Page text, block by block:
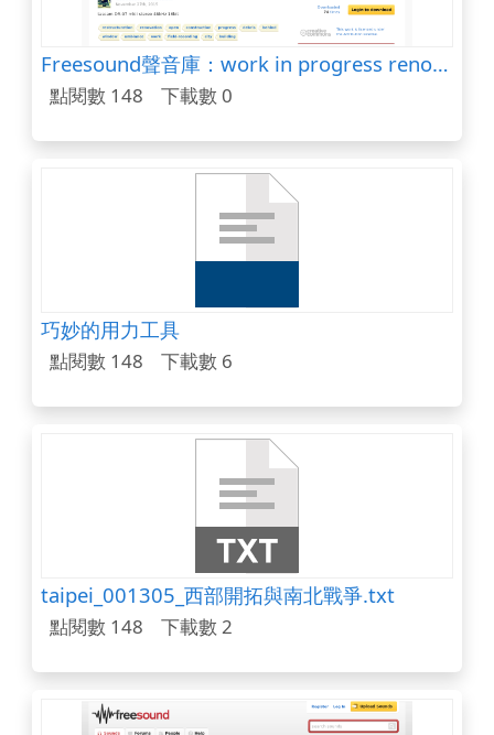
Freesound聲音庫：work in progress renovation building debris ambience.wav
點閱數 148 下載數 0
巧妙的用力工具
點閱數 148 下載數 6
taipei_001305_西部開拓與南北戰爭.txt
點閱數 148 下載數 2